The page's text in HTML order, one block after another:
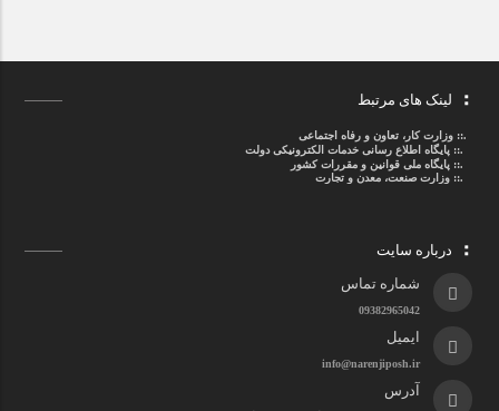
لینک های مرتبط
.::وزارت کار، تعاون و رفاه اجتماعی
.::پایگاه اطلاع رسانی خدمات الکترونیکی دولت
.::پایگاه ملی قوانین و مقررات کشور
.:: وزارت صنعت، معدن و تجارت
درباره سایت
شماره تماس
09382965042
ایمیل
info@narenjiposh.ir
آدرس